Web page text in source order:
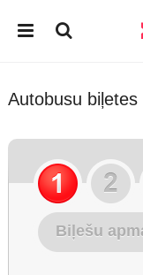
Autobusu biļetes
Biļešu